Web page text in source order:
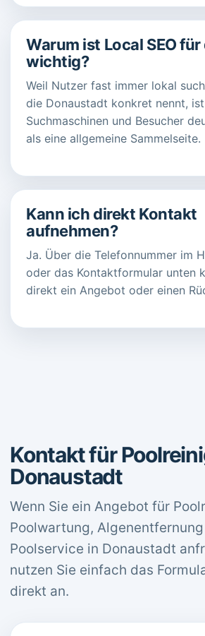
Warum ist Local SEO
wichtig?
Weil Nutzer fast immer lokal
die Donaustadt konkret nennt,
Suchmaschinen und Besucher
als eine allgemeine Sammelseite.
Kann ich direkt Kontakt
aufnehmen?
Ja. Über die Telefonnummer im
oder das Kontaktformular unten
direkt ein Angebot oder einen
Kontakt für
Donaustadt
Wenn Sie ein Angebot für
Poolwartung,
Poolservice in Donaustadt
nutzen Sie einfach das
direkt an.